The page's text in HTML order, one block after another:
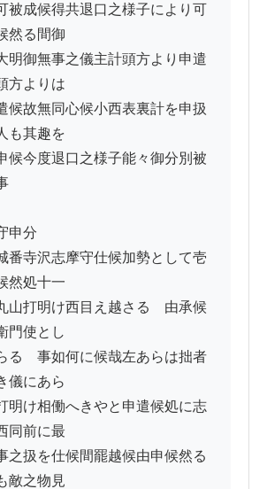
被成候得共退口之様子により可
然る間御
御無事之儀主計頭方より申遣
方よりは
故無同心候小西表裏計を申扱
も其趣を
今度退口之様子能々御分別被
分
番寺沢志摩守仕候加勢として壱
然処十一
打明け西目え越さるゝ由承候
門使とし
るゝ事如何に候哉左あらは拙者
儀にあら
明け相働へきやと申遣候処に志
同前に最
扱を仕候間罷越候由申候然る
敵之物見